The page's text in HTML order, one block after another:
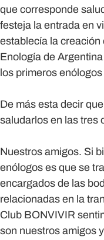
que corresponde
festeja la entrada en
establecía la creación
Enología de
los primeros
De más esta decir
saludarlos en las tres
Nuestros amigos. Si
enólogos es que se
encargados de las
relacionadas en la
Club BONVIVIR
son nuestros amigos